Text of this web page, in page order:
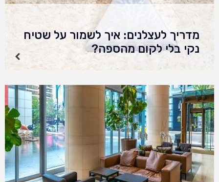
מדריך לעצלנים: איך לשמור על שטיח
נקי בלי לקום מהספה?
מישהו אחר, ולא אתם – המדריך הזה בשבילכם. כי
בואו נודה באמת: כולנו אוהבים בית נקי, אבל אף
אחד לא באמת קם בהתלהבות…